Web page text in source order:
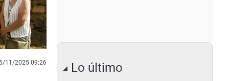
11/2025 09:26 Lo último